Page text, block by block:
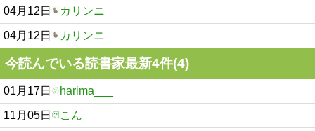
04月12日 カリンニ
04月12日 カリンニ
今読んでいる読書家最新4件(4)
01月17日 harima___
11月05日 こん